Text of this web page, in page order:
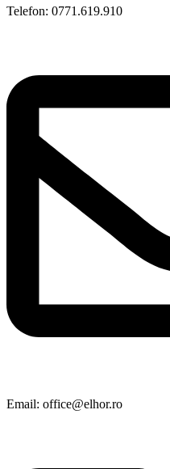
Telefon: 0771.619.910
Email: office@elhor.ro